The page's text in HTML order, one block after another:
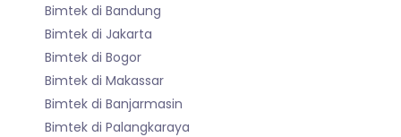
Bimtek di Bandung
Bimtek di Jakarta
Bimtek di Bogor
Bimtek di Makassar
Bimtek di Banjarmasin
Bimtek di Palangkaraya